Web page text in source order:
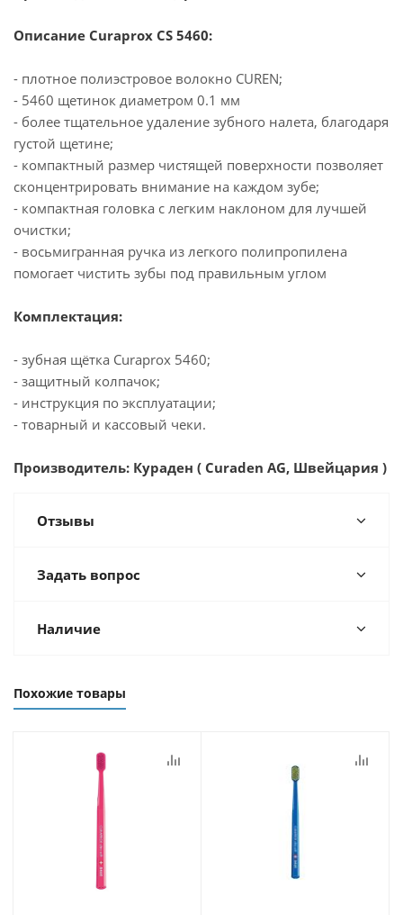
Описание Curaprox CS 5460:
- плотное полиэстровое волокно CUREN;
- 5460 щетинок диаметром 0.1 мм
- более тщательное удаление зубного налета, благодаря
густой щетине;
- компактный размер чистящей поверхности позволяет
сконцентрировать внимание на каждом зубе;
- компактная головка с легким наклоном для лучшей
очистки;
- восьмигранная ручка из легкого полипропилена
помогает чистить зубы под правильным углом
Комплектация:
- зубная щётка Curaprox 5460;
- защитный колпачок;
- инструкция по эксплуатации;
- товарный и кассовый чеки.
Производитель: Кураден ( Curaden AG, Швейцария )
Отзывы
Задать вопрос
Наличие
Похожие товары